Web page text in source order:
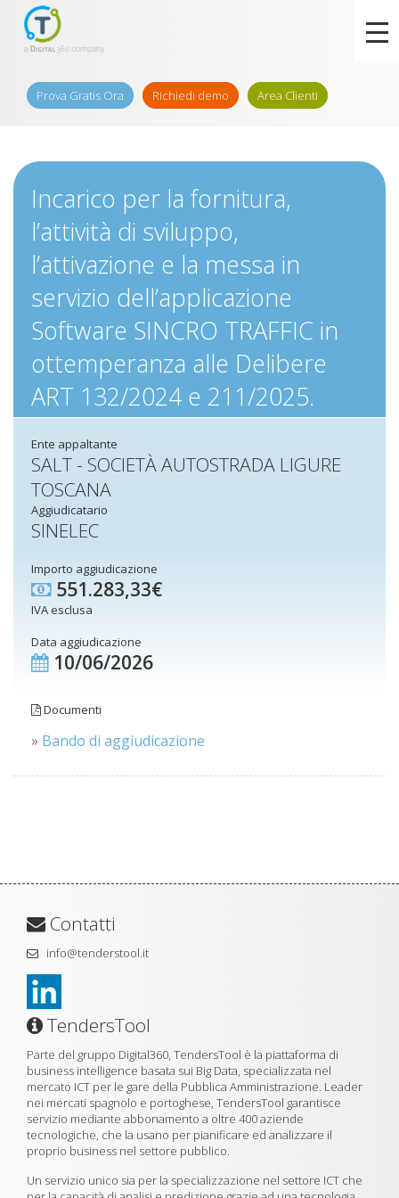
Prova Gratis Ora Richiedi demo Area Clienti
Incarico per la fornitura,
l’attività di sviluppo,
l’attivazione e la messa in
servizio dell’applicazione
Software SINCRO TRAFFIC in
ottemperanza alle Delibere
ART 132/2024 e 211/2025.
Ente appaltante
SALT - SOCIETÀ AUTOSTRADA LIGURE
TOSCANA
Aggiudicatario
SINELEC
Importo aggiudicazione
551.283,33€
IVA esclusa
Data aggiudicazione
10/06/2026
Documenti
» Bando di aggiudicazione
Contatti
info@tenderstool.it
TendersTool
Parte del gruppo Digital360, TendersTool è la piattaforma di
business intelligence basata sui Big Data, specializzata nel
mercato ICT per le gare della Pubblica Amministrazione. Leader
nei mercati spagnolo e portoghese, TendersTool garantisce
servizio mediante abbonamento a oltre 400 aziende
tecnologiche, che la usano per pianificare ed analizzare il
proprio business nel settore pubblico.
Un servizio unico sia per la specializzazione nel settore ICT che